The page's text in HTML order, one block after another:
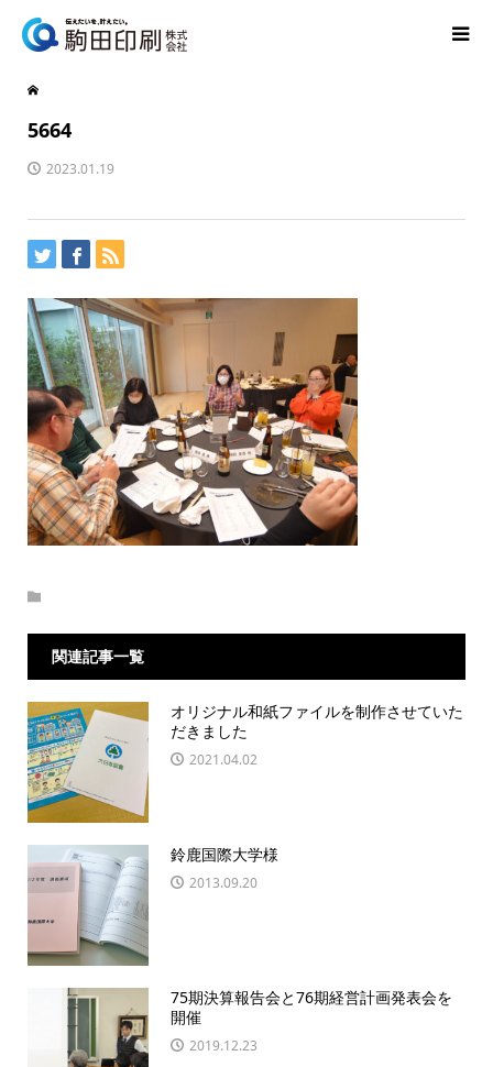
5664
2023.01.19
関連記事一覧
オリジナル和紙ファイルを制作させていた
だきました
2021.04.02
鈴鹿国際大学様
2013.09.20
75期決算報告会と76期経営計画発表会を
開催
2019.12.23